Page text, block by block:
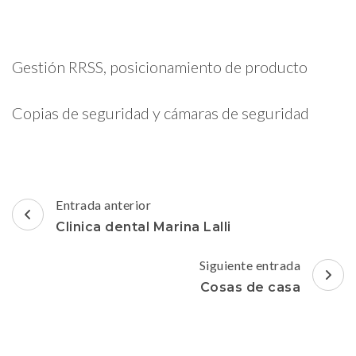
Gestión RRSS, posicionamiento de producto
Copias de seguridad y cámaras de seguridad
Navegación
de
Entrada anterior
Clinica dental Marina Lalli
Siguiente entrada
Cosas de casa